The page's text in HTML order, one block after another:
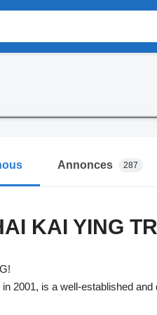
Annonces 287
KAI YING
2001, is a well-established